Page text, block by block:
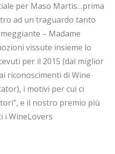
per Maso Martis…prima
ad un traguardo tanto
– Madame
vissute insieme lo
per il 2015 (dal miglior
riconoscimenti di Wine
i motivi per cui ci
e il nostro premio più
i WineLovers